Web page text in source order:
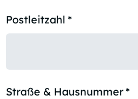
Postleitzahl *
Straße & Hausnummer*